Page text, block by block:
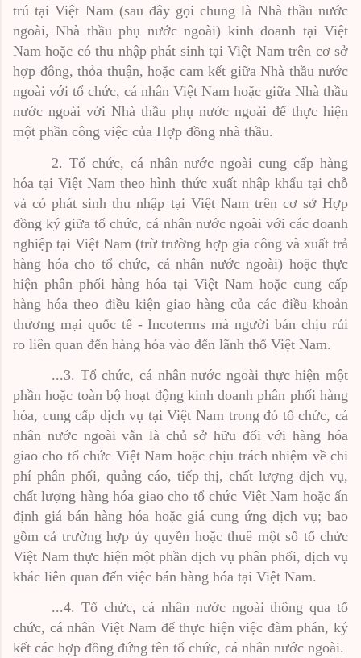
trú tại Việt Nam (sau đây gọi chung là Nhà thầu nước
ngoài, Nhà thầu phụ nước ngoài) kinh doanh tại Việt
Nam hoặc có thu nhập phát sinh tại Việt Nam trên cơ sở
hợp đông, thỏa thuận, hoặc cam kết giữa Nhà thầu nước
ngoài với tổ chức, cá nhân Việt Nam hoặc giữa Nhà thầu
nước ngoài với Nhà thầu phụ nước ngoài để thực hiện
một phần công việc của Hợp đồng nhà thầu.
2. Tổ chức, cá nhân nước ngoài cung cấp hàng
hóa tại Việt Nam theo hình thức xuất nhập khẩu tại chỗ
và có phát sinh thu nhập tại Việt Nam trên cơ sở Hợp
đồng ký giữa tổ chức, cá nhân nước ngoài với các doanh
nghiệp tại Việt Nam (trừ trường hợp gia công và xuất trả
hàng hóa cho tổ chức, cá nhân nước ngoài) hoặc thực
hiện phân phối hàng hóa tại Việt Nam hoặc cung cấp
hàng hóa theo điều kiện giao hàng của các điều khoản
thương mại quốc tế - Incoterms mà người bán chịu rủi
ro liên quan đến hàng hóa vào đến lãnh thổ Việt Nam.
...3. Tổ chức, cá nhân nước ngoài thực hiện một
phần hoặc toàn bộ hoạt động kinh doanh phân phối hàng
hóa, cung cấp dịch vụ tại Việt Nam trong đó tổ chức, cá
nhân nước ngoài vẫn là chủ sở hữu đối với hàng hóa
giao cho tổ chức Việt Nam hoặc chịu trách nhiệm về chi
phí phân phối, quảng cáo, tiếp thị, chất lượng dịch vụ,
chất lượng hàng hóa giao cho tổ chức Việt Nam hoặc ấn
định giá bán hàng hóa hoặc giá cung ứng dịch vụ; bao
gồm cả trường hợp ủy quyền hoặc thuê một số tổ chức
Việt Nam thực hiện một phần dịch vụ phân phối, dịch vụ
khác liên quan đến việc bán hàng hóa tại Việt Nam.
...4. Tổ chức, cá nhân nước ngoài thông qua tổ
chức, cá nhân Việt Nam để thực hiện việc đàm phán, ký
kết các hợp đồng đứng tên tổ chức, cá nhân nước ngoài.